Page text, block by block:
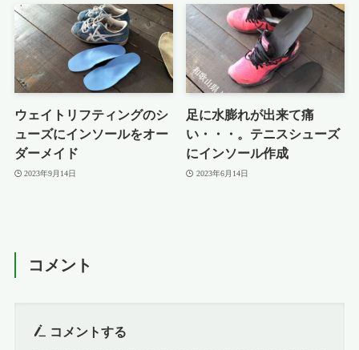
ウェイトリフティングのシ
ューズにインソールをオー
ダーメイド
2023年9月14日
足に水膨れが出来て痛
い・・・。テニスシューズ
にインソール作成
2023年6月14日
コメント
コメントする